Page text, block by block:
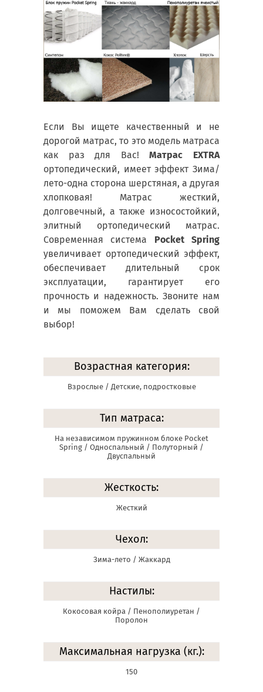
Если Вы ищете качественный и не
дорогой матрас, то это модель матраса
как раз для Вас!Матрас EXTRA
ортопедический, имеет эффект Зима/
лето-одна сторона шерстяная, а другая
хлопковая! Матрас жесткий,
долговечный, а также износостойкий,
элитный ортопедический матрас.
Современная система Pocket Spring
увеличивает ортопедический эффект,
обеспечивает длительный срок
эксплуатации, гарантирует его
прочность и надежность. Звоните нам
и мы поможем Вам сделать свой
выбор!
Возрастная категория:
Взрослые / Детские, подростковые
Тип матраса:
На независимом пружинном блоке Pocket
Spring / Односпальный / Полуторный /
Двуспальный
Жесткость:
Жесткий
Чехол:
Зима-лето / Жаккард
Настилы:
Кокосовая койра / Пенополиуретан /
Поролон
Максимальная нагрузка (кг.):
150